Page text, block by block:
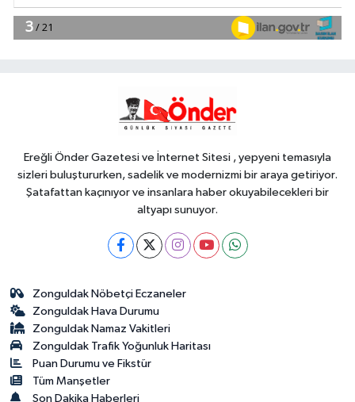
18:41
hazır
Ereğli Önder Gazetesi ve İnternet Sitesi , yepyeni temasıyla
sizleri buluştururken, sadelik ve modernizmi bir araya getiriyor.
Şatafattan kaçınıyor ve insanlara haber okuyabilecekleri bir
altyapı sunuyor.
Zonguldak Nöbetçi Eczaneler
Zonguldak Hava Durumu
Zonguldak Namaz Vakitleri
Zonguldak Trafik Yoğunluk Haritası
Puan Durumu ve Fikstür
Tüm Manşetler
Son Dakika Haberleri